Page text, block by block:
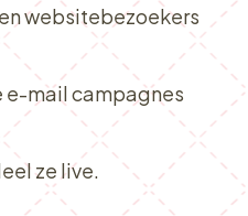
websitebezoekers
mail campagnes
ze live.